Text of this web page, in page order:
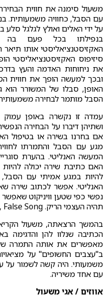
משעול סימנה את חווית
עם הסבל, כחוויה משמעותית.
על ידי האלים ואולץ לגלגל
בנפילתו בכל פעם בה
האקזיסטנציאליסטי אותו
סיזיפוס האקזיסטנציאליסטי
את ניחוחות האדמה והעץ
ובכך למעשה הופך את חווית
האופן, סבלו של המשורר
הסבל מותמר לבחירה
עמדה זו נקשרה באופן
ושתיהן דיברו על הבחירה
אם בחרנו בשירה או בטיפול
מגע עם הסבל והתמרתו
המעשה האנליטי. בהערת
האם כתיבת שירה יכולה להיות
להיות במגע אמיתי עם הסבל,
האנליטי. אפשר לכתוב שירה
נפשי כפי שטען וויניקוט
תהיה העצמי הריק. False Self, False Song.
בהמשך הרצאתה, משעול
הכתיבה שנלוו להן והדגימה
מאפשרים את אותה התמרה של
ב"עצבים החשופים" על
משמעותי. היה קשה לשמור על
עם אחד משיריה.
אווזים / אגי משעול